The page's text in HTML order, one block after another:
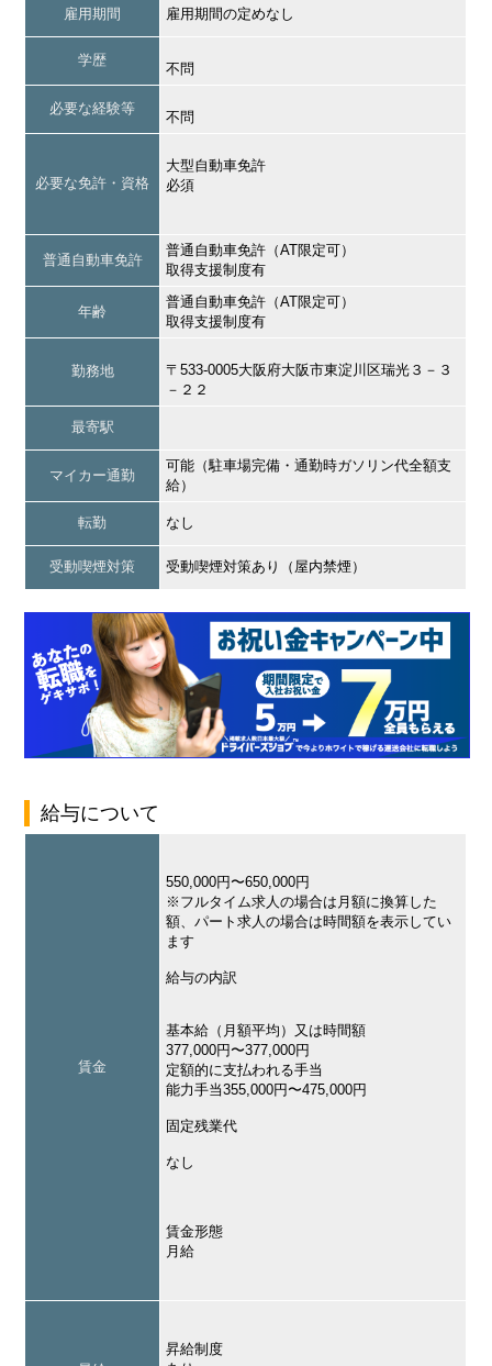
雇用期間 雇用期間の定めなし
学歴
不問
必要な経験等
不問
必要な免許・資格
大型自動車免許
必須
普通自動車免許
普通自動車免許（AT限定可）
取得支援制度有
年齢
普通自動車免許（AT限定可）
取得支援制度有
勤務地
〒533-0005大阪府大阪市東淀川区瑞光３－３
－２２
最寄駅
マイカー通勤
可能（駐車場完備・通勤時ガソリン代全額支
給）
転勤 なし
受動喫煙対策 受動喫煙対策あり（屋内禁煙）
給与について
賃金
550,000円〜650,000円
※フルタイム求人の場合は月額に換算した
額、パート求人の場合は時間額を表示してい
ます
給与の内訳
基本給（月額平均）又は時間額
377,000円〜377,000円
定額的に支払われる手当
能力手当355,000円〜475,000円
固定残業代
なし
賃金形態
月給
昇給制度